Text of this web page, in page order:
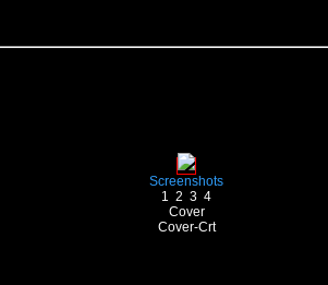
Screenshots
1 2 3 4
Cover
Cover-Crt